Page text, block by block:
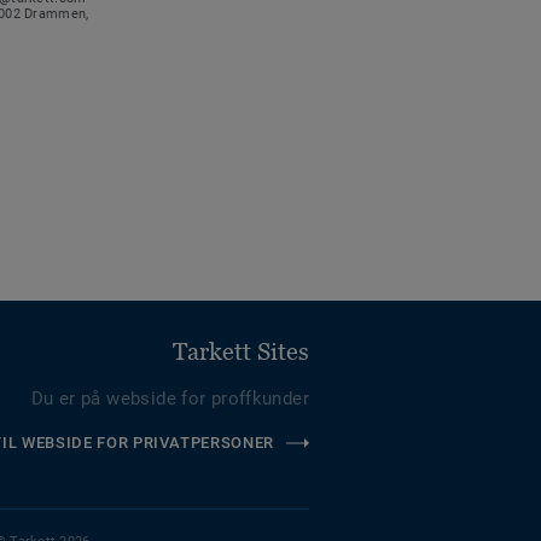
Drammen,
Tarkett Sites
Du er på webside for proffkunder
WEBSIDE FOR PRIVATPERSONER